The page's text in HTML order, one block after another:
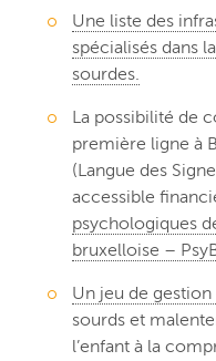
Une liste des
spécialisés dans
sourdes.
La possibilité de
première ligne à
(Langue des
accessible
psychologiques
bruxelloise –
Un jeu de
sourds et
l’enfant à la